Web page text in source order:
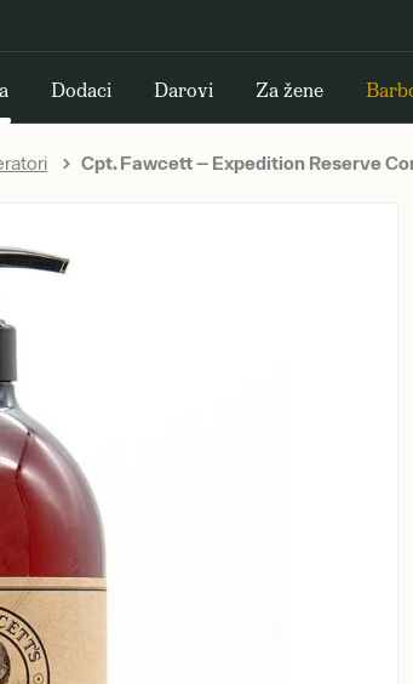
Dodaci Darovi Za žene
Cpt. Fawcett — Expedition Reserve